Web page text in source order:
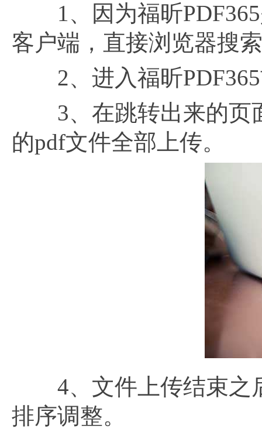
1、因为福昕PDF365
客户端，直接浏览器搜
2、进入福昕PDF365
3、在跳转出来的页面
的pdf文件全部上传。
4、文件上传结束之
排序调整。